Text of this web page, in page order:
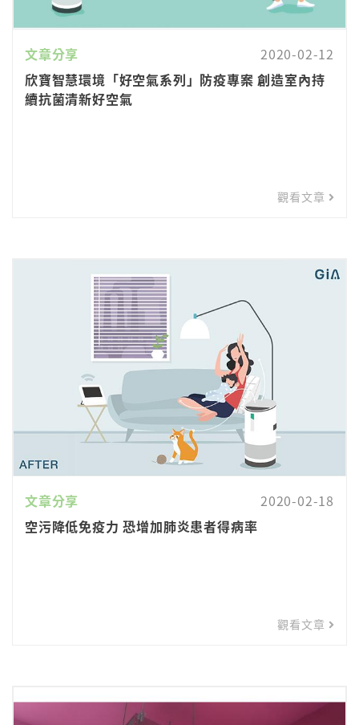
文章分享
2020-02-12
欣寶智慧環境「好空氣系列」防疫專案 創造室內持
續抗菌清新好空氣
觀看文章
文章分享
2020-02-18
空污降低免疫力 恐增加肺炎患者得病率
觀看文章